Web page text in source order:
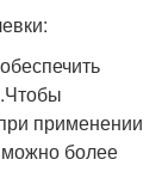
применении
можно более